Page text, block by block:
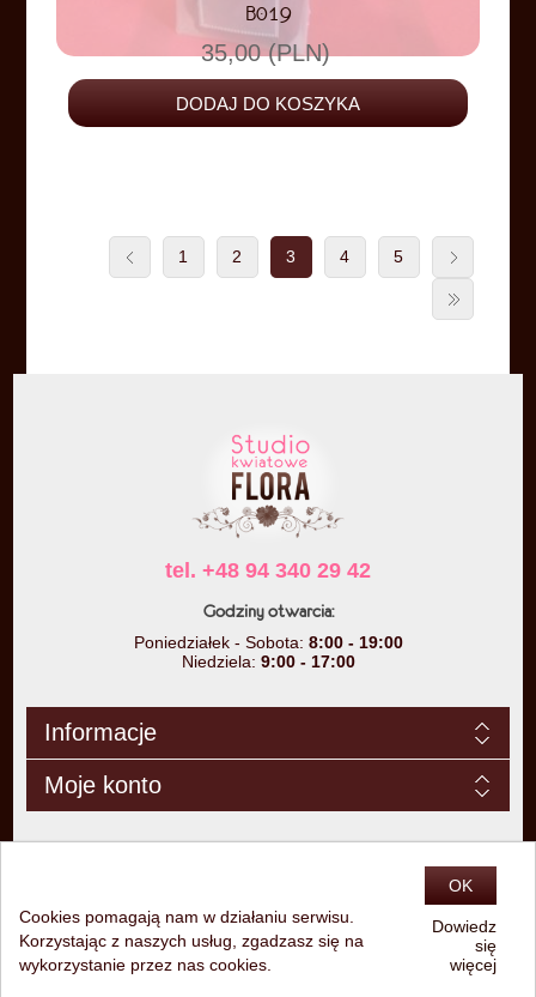
B019
35,00 (PLN)
1 2 3 4 5
tel. +48 94 340 29 42
Godziny otwarcia:
Poniedziałek - Sobota: 8:00 - 19:00
Niedziela: 9:00 - 17:00
Informacje
Moje konto
Copyright © 2026 Studio Kwiatowe Flora. Wszelkie prawa zastrzeżone.
Cookies pomagają nam w działaniu serwisu.
Korzystając z naszych usług, zgadzasz się na
wykorzystanie przez nas cookies.
OK
Dowiedz
się
więcej